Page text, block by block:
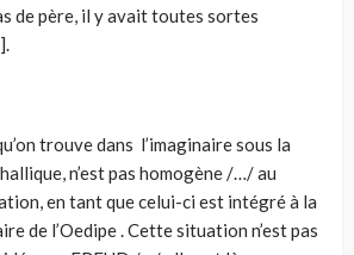
de père, il y avait toutes sortes
trouve dans l’imaginaire sous la
n’est pas homogène /…/ au
en tant que celui-ci est intégré à la
de l’Oedipe . Cette situation n’est pas